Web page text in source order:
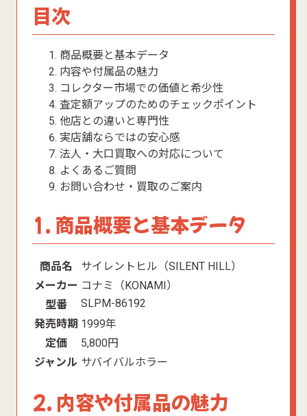
目次
商品概要と基本データ
内容や付属品の魅力
コレクター市場での価値と希少性
査定額アップのためのチェックポイント
他店との違いと専門性
実店舗ならではの安心感
法人・大口買取への対応について
よくあるご質問
お問い合わせ・買取のご案内
1. 商品概要と基本データ
商品名
サイレントヒル（SILENT HILL）
メーカー コナミ（KONAMI）
型番
SLPM-86192
発売時期 1999年
定価
5,800円
ジャンル サバイバルホラー
2. 内容や付属品の魅力